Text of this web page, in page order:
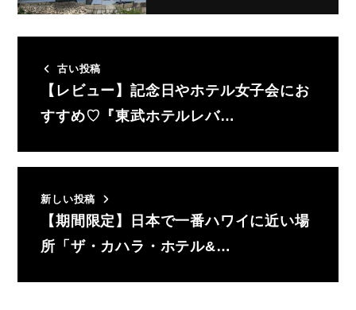
古い投稿
【レビュー】記念日やホテル女子会にお
すすめ♡『東武ホテルレバ…
新しい投稿
【期間限定】日本で一番ハワイに近い場
所「ザ・カハラ・ホテル&…